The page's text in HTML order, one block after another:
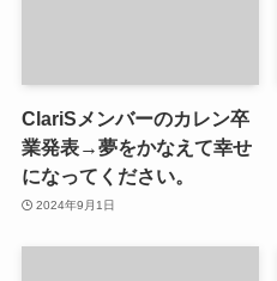
ClariSメンバーのカレン卒
業発表→夢をかなえて幸せ
になってください。
2024年9月1日